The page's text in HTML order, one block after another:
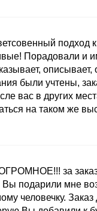
подход
Порадовали и
описывает,
были учтены,
вас в других
на таком же
за заказ
Вы подарили мне
человечку.